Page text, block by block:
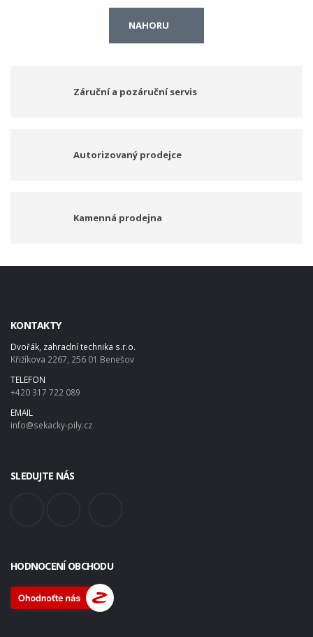
NAHORU
Záruční a pozáruční servis
Autorizovaný prodejce
Kamenná prodejna
KONTAKTY
Dvořák, zahradní technika s.r.o.
Křižíkova 2267, 256 01 Benešov
TELEFON
+420 317 722 089
EMAIL
info@sekacky-pily.cz
SLEDUJTE NÁS
HODNOCENÍ OBCHODU